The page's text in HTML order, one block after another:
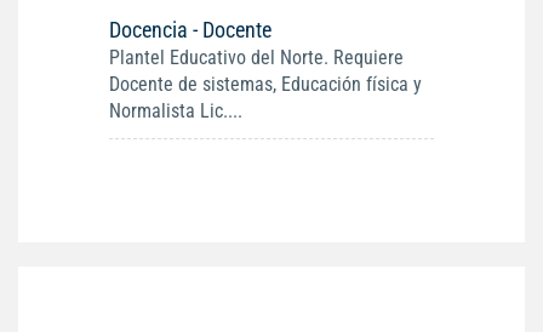
Docencia - Docente
Plantel Educativo del Norte. Requiere
Docente de sistemas, Educación física y
Normalista Lic....